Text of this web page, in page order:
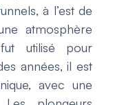
à l’est de
atmosphère
utilisé pour
années, il est
avec une